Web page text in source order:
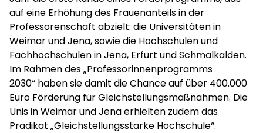
auf eine Erhöhung des Frauenanteils in der
Professorenschaft abzielt: die Universitäten in
Weimar und Jena, sowie die Hochschulen und
Fachhochschulen in Jena, Erfurt und Schmalkalden.
Im Rahmen des „Professorinnenprogramms
2030“ haben sie damit die Chance auf über 400.000
Euro Förderung für Gleichstellungsmaßnahmen. Die
Unis in Weimar und Jena erhielten zudem das
Prädikat „Gleichstellungsstarke Hochschule“.